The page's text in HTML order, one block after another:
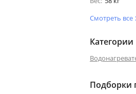
Смотреть все
Категории
Подборки